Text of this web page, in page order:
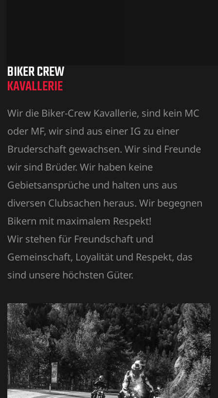
BIKER CREW
KAVALLERIE
Wir die Biker-Crew Kavallerie, sind kein MC
oder MF, wir sind aus einer IG zu einer
Bruderschaft gewachsen. Wir sind Freunde
wir sind Brüder. Wir haben keine
Gebietsansprüche und halten uns aus
diversen Clubsachen heraus. Wir begegnen
Bikern mit maximalem Respekt!
Wir stehen für Freundschaft und
Gemeinschaft, Loyalität und Respekt, das
sind unsere höchsten Güter.